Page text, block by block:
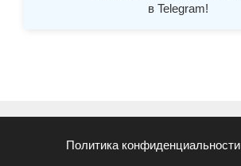
в Telegram!
Политика конфиденциальности